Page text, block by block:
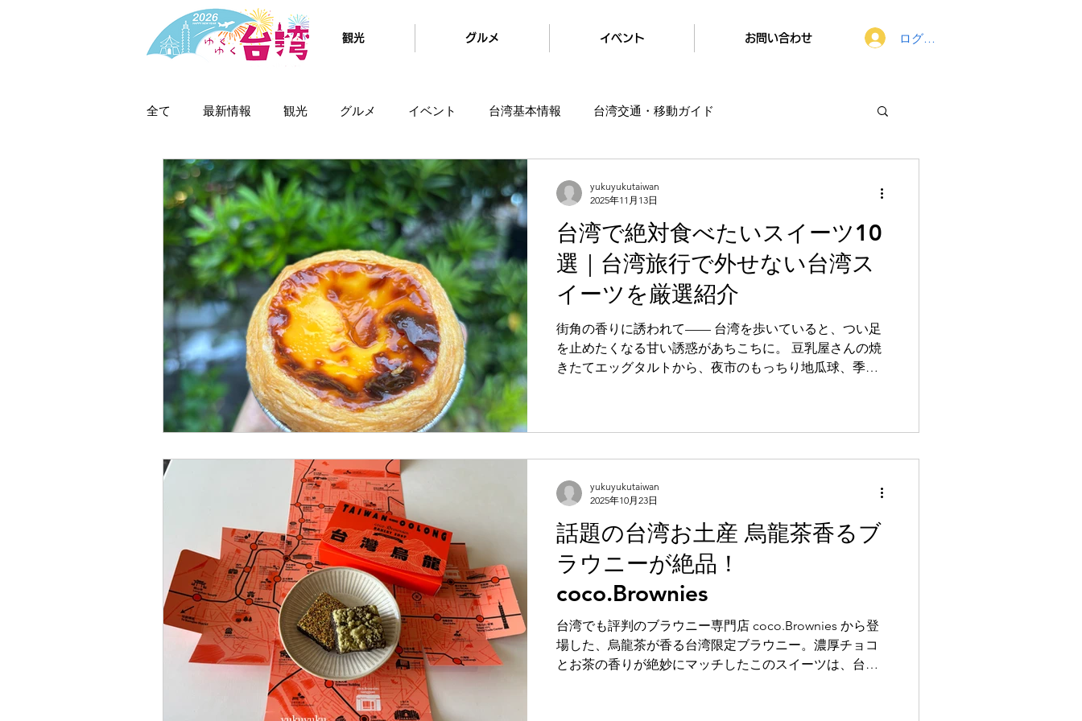
観光 グルメ イベント お問い合わせ ログイン
全て 最新情報 観光 グルメ イベント 台湾基本情報 台湾交通・移動ガイド
台湾で絶対食べたいスイーツ10
選｜台湾旅行で外せない台湾ス
イーツを厳選紹介
街角の香りに誘われて—— 台湾を歩いていると、つい足
を止めたくなる甘い誘惑があちこちに。 豆乳屋さんの焼
きたてエッグタルトから、夜市のもっちり地瓜球、季節
yukuyukutaiwan
2025年11月13日
話題の台湾お土産 烏龍茶香るブ
ラウニーが絶品！
coco.Brownies
台湾でも評判のブラウニー専門店 coco.Brownies から登
場した、烏龍茶が香る台湾限定ブラウニー。濃厚チョコ
とお茶の香りが絶妙にマッチしたこのスイーツは、台湾
yukuyukutaiwan
2025年10月23日